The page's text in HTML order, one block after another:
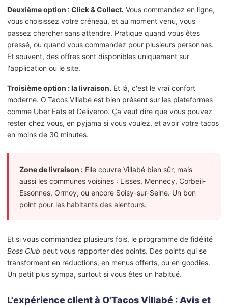
Deuxième option : Click & Collect. Vous commandez en ligne,
vous choisissez votre créneau, et au moment venu, vous
passez chercher sans attendre. Pratique quand vous êtes
pressé, ou quand vous commandez pour plusieurs personnes.
Et souvent, des offres sont disponibles uniquement sur
l'application ou le site.
Troisième option : la livraison. Et là, c'est le vrai confort
moderne. O'Tacos Villabé est bien présent sur les plateformes
comme Uber Eats et Deliveroo. Ça veut dire que vous pouvez
rester chez vous, en pyjama si vous voulez, et avoir votre tacos
en moins de 30 minutes.
Zone de livraison : Elle couvre Villabé bien sûr, mais
aussi les communes voisines : Lisses, Mennecy, Corbeil-
Essonnes, Ormoy, ou encore Soisy-sur-Seine. Un bon
point pour les habitants des alentours.
Et si vous commandez plusieurs fois, le programme de fidélité
Boss Club peut vous rapporter des points. Des points qui se
transforment en réductions, en menus offerts, ou en goodies.
Un petit plus sympa, surtout si vous êtes un habitué.
L'expérience client à O'Tacos Villabé : Avis et